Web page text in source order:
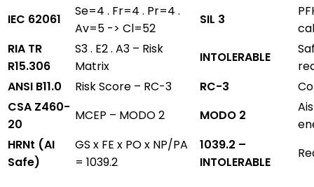
IEC 62061
Se=4 . Fr=4 . Pr=4 .
Av=5 -> Cl=52
SIL 3
RIA TR
R15.306
S3 . E2 . A3 – Risk
Matrix
INTOLERABLE
ANSI B11.0
Risk Score – RC-3 RC-3
CSA Z460-
20
MCEP – MODO 2 MODO 2
HRNt (AI
Safe)
GS x FE x PO x NP/PA
= 1039.2
1039.2 –
INTOLERABLE